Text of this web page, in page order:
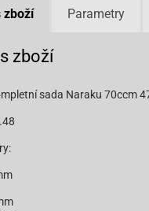
zboží Parametry
zboží
sada Naraku 70ccm